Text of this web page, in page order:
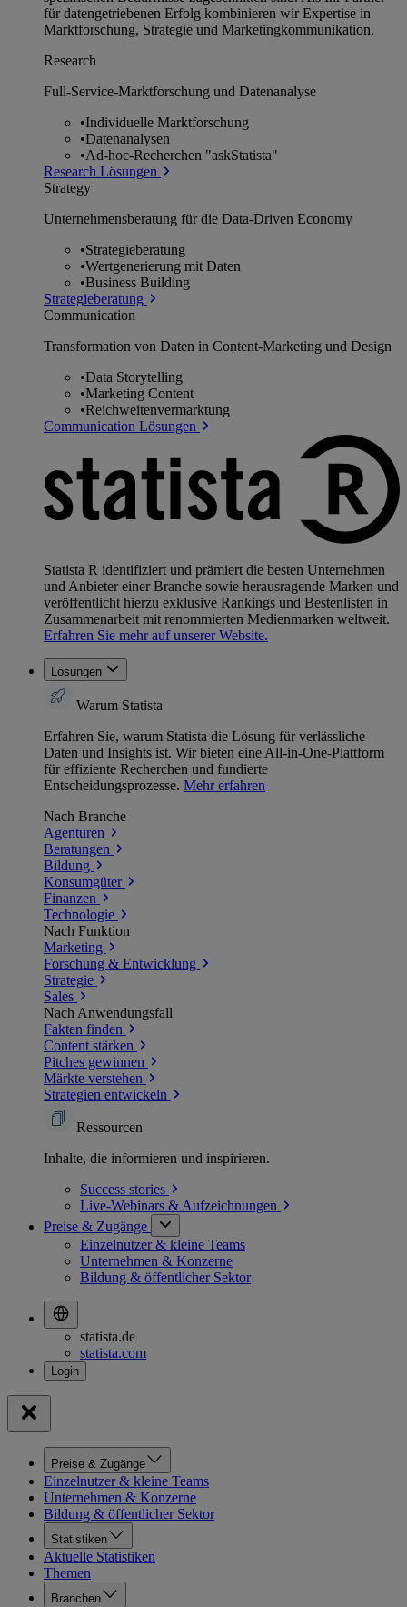
für datengetriebenen Erfolg kombinieren wir Expertise in
Marktforschung, Strategie und Marketingkommunikation.
Research
Full-Service-Marktforschung und Datenanalyse
•Individuelle Marktforschung
•Datenanalysen
•Ad-hoc-Recherchen "askStatista"
Research Lösungen
Strategy
Unternehmens­beratung für die Data-Driven Economy
•Strategieberatung
•Wertgenerierung mit Daten
•Business Building
Strategieberatung
Communication
Transformation von Daten in Content-Marketing und Design
•Data Storytelling
•Marketing Content
•Reichweitenvermarktung
Communication Lösungen
Statista R identifiziert und prämiert die besten Unternehmen
und Anbieter einer Branche sowie herausragende Marken und
veröffentlicht hierzu exklusive Rankings und Bestenlisten in
Zusammenarbeit mit renommierten Medienmarken weltweit.
Erfahren Sie mehr auf unserer Website.
Lösungen
Warum Statista
Erfahren Sie, warum Statista die Lösung für verlässliche
Daten und Insights ist. Wir bieten eine All-in-One-Plattform
für effiziente Recherchen und fundierte
Entscheidungsprozesse. Mehr erfahren
Nach Branche
Agenturen
Beratungen
Bildung
Konsumgüter
Finanzen
Technologie
Nach Funktion
Marketing
Forschung & Entwicklung
Strategie
Sales
Nach Anwendungsfall
Fakten finden
Content stärken
Pitches gewinnen
Märkte verstehen
Strategien entwickeln
Ressourcen
Inhalte, die informieren und inspirieren.
Success stories
Live-Webinars & Aufzeichnungen
Preise & Zugänge
Einzelnutzer & kleine Teams
Unternehmen & Konzerne
Bildung & öffentlicher Sektor
statista.de
statista.com
Preise & Zugänge
Einzelnutzer & kleine Teams
Unternehmen & Konzerne
Bildung & öffentlicher Sektor
Statistiken
Aktuelle Statistiken
Themen
Branchen